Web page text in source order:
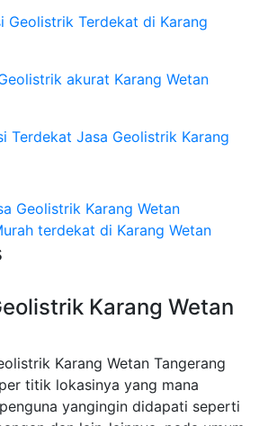
Geolistrik Terdekat di Karang
akurat Karang Wetan
Terdekat Jasa Geolistrik Karang
Geolistrik Karang Wetan
terdekat di Karang Wetan
Karang Wetan
Karang Wetan Tangerang
titik lokasinya yang mana
yangingin didapati seperti